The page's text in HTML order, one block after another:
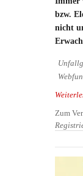
bzw.
nicht
Zum